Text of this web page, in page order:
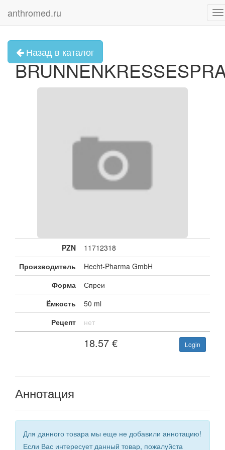
anthromed.ru
Назад в каталог
PZN
11712318
Производитель
Hecht-Pharma GmbH
Форма
Спреи
Ёмкость
50 ml
Рецепт
нет
18.57 € Login
Аннотация
Для данного товара мы еще не добавили аннотацию!
Если Вас интересует данный товар, пожалуйста